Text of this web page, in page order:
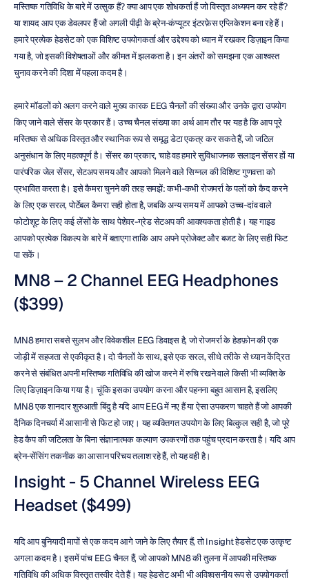
मस्तिष्क गतिविधि के बारे में उत्सुक हैं? क्या आप एक शोधकर्ता हैं जो विस्तृत अध्ययन कर रहे हैं?
या शायद आप एक डेवलपर हैं जो अगली पीढ़ी के ब्रेन-कंप्यूटर इंटरफ़ेस एप्लिकेशन बना रहे हैं।
हमारे प्रत्येक हेडसेट को एक विशिष्ट उपयोगकर्ता और उद्देश्य को ध्यान में रखकर डिज़ाइन किया
गया है, जो इसकी विशेषताओं और कीमत में झलकता है। इन अंतरों को समझना एक आश्वस्त
चुनाव करने की दिशा में पहला कदम है।
हमारे मॉडलों को अलग करने वाले मुख्य कारक EEG चैनलों की संख्या और उनके द्वारा उपयोग
किए जाने वाले सेंसर के प्रकार हैं। उच्च चैनल संख्या का अर्थ आम तौर पर यह है कि आप पूरे
मस्तिष्क से अधिक विस्तृत और स्थानिक रूप से समृद्ध डेटा एकत्र कर सकते हैं, जो जटिल
अनुसंधान के लिए महत्वपूर्ण है। सेंसर का प्रकार, चाहे वह हमारे सुविधाजनक सलाइन सेंसर हों या
पारंपरिक जेल सेंसर, सेटअप समय और आपको मिलने वाले सिग्नल की विशिष्ट गुणवत्ता को
प्रभावित करता है। इसे कैमरा चुनने की तरह समझें: कभी-कभी रोजमर्रा के पलों को कैद करने
के लिए एक सरल, पोर्टेबल कैमरा सही होता है, जबकि अन्य समय में आपको उच्च-दांव वाले
फोटोशूट के लिए कई लेंसों के साथ पेशेवर-ग्रेड सेटअप की आवश्यकता होती है। यह गाइड
आपको प्रत्येक विकल्प के बारे में बताएगा ताकि आप अपने प्रोजेक्ट और बजट के लिए सही फिट
पा सकें।
MN8 – 2 Channel EEG Headphones
($399)
MN8 हमारा सबसे सुलभ और विवेकशील EEG डिवाइस है, जो रोजमर्रा के हेडफ़ोन की एक
जोड़ी में सहजता से एकीकृत है। दो चैनलों के साथ, इसे एक सरल, सीधे तरीके से ध्यान केंद्रित
करने से संबंधित अपनी मस्तिष्क गतिविधि की खोज करने में रुचि रखने वाले किसी भी व्यक्ति के
लिए डिज़ाइन किया गया है। चूंकि इसका उपयोग करना और पहनना बहुत आसान है, इसलिए
MN8 एक शानदार शुरुआती बिंदु है यदि आप EEG में नए हैं या ऐसा उपकरण चाहते हैं जो आपकी
दैनिक दिनचर्या में आसानी से फिट हो जाए। यह व्यक्तिगत उपयोग के लिए बिल्कुल सही है, जो पूरे
हेड कैप की जटिलता के बिना संज्ञानात्मक कल्याण उपकरणों तक पहुंच प्रदान करता है। यदि आप
ब्रेन-सेंसिंग तकनीक का आसान परिचय तलाश रहे हैं, तो यह वही है।
Insight - 5 Channel Wireless EEG
Headset ($499)
यदि आप बुनियादी मापों से एक कदम आगे जाने के लिए तैयार हैं, तो Insight हेडसेट एक उत्कृष्ट
अगला कदम है। इसमें पांच EEG चैनल हैं, जो आपको MN8 की तुलना में आपकी मस्तिष्क
गतिविधि की अधिक विस्तृत तस्वीर देते हैं। यह हेडसेट अभी भी अविश्वसनीय रूप से उपयोगकर्ता